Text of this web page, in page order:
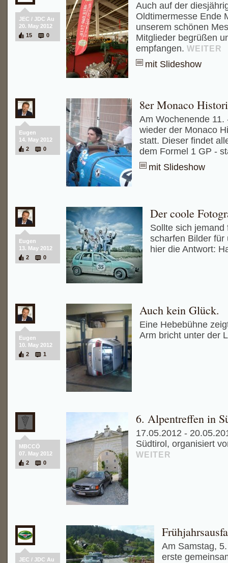
JEC / JDC Au
20. May 2012
15
0
Auch auf der
Oldtimermesse Ende
unserem schönen
Mitglieder begrüßen
empfangen. WEITER
mit Slideshow
Eugen
14. May 2012
2
0
8er Monaco
Am Wochenende
wieder der Monaco
statt. Dieser findet
dem Formel 1 GP -
mit Slideshow
Eugen
13. May 2012
2
0
Der coole
Sollte sich
scharfen Bilder für
hier die Antwort:
Eugen
10. May 2012
2
1
Auch kein Glück.
Eine Hebebühne
Arm bricht unter der
MBCCÖ
07. May 2012
2
0
6. Alpentreffen in
17.05.2012 -
Südtirol, organisiert
WEITER
JEC / JDC Au
Am Samstag,
erste